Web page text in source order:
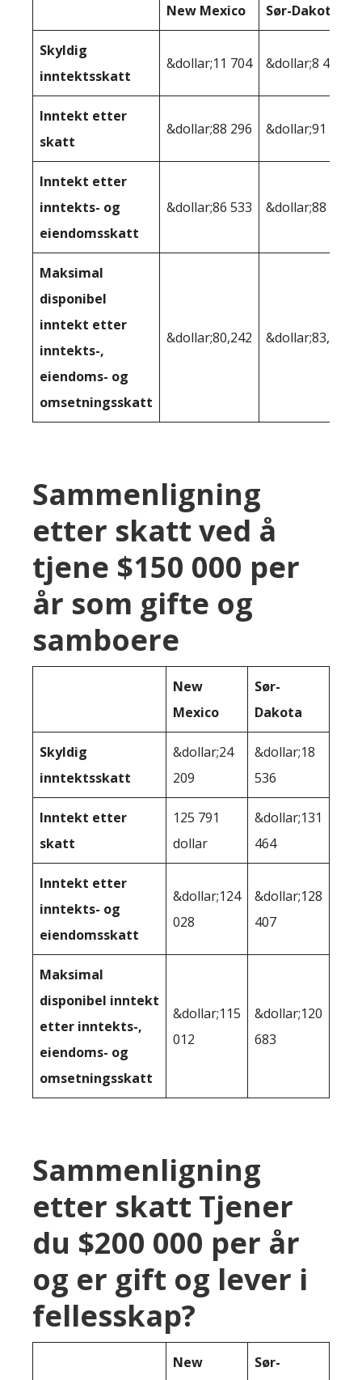
New Mexico Sør-Dakota
Skyldig
inntektsskatt
&dollar;11 704 &dollar;8 481
Inntekt etter
skatt
&dollar;88 296 &dollar;91 519
Inntekt etter
inntekts- og
eiendomsskatt
&dollar;86 533 &dollar;88 462
Maksimal
disponibel
inntekt etter
inntekts-,
eiendoms- og
omsetningsskatt
&dollar;80,242 &dollar;83,141
Sammenligning
etter skatt ved å
tjene $150 000 per
år som gifte og
samboere
New
Mexico
Sør-
Dakota
Skyldig
inntektsskatt
&dollar;24
209
&dollar;18
536
Inntekt etter
skatt
125 791
dollar
&dollar;131
464
Inntekt etter
inntekts- og
eiendomsskatt
&dollar;124
028
&dollar;128
407
Maksimal
disponibel inntekt
etter inntekts-,
eiendoms- og
omsetningsskatt
&dollar;115
012
&dollar;120
683
Sammenligning
etter skatt Tjener
du $200 000 per år
og er gift og lever i
fellesskap?
New
Sør-